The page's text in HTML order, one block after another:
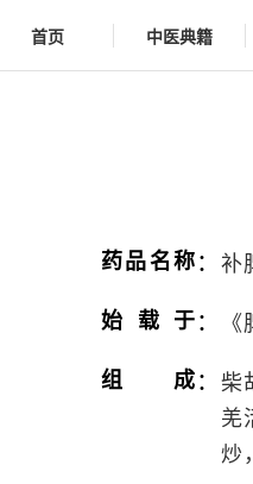
首页 中医典籍
药品名称： 补
始载于：
组成： 柴
羌
炒